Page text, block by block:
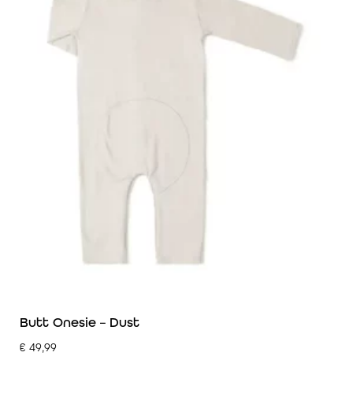
Butt Onesie – Dust
€ 49,99